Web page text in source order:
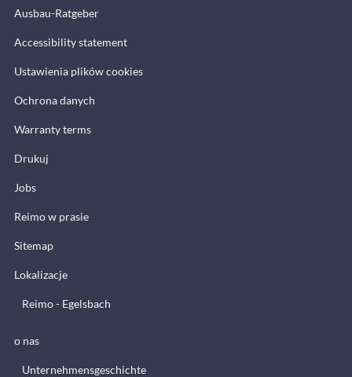
Ausbau-Ratgeber
Accessibility statement
Ustawienia plików cookies
Ochrona danych
Warranty terms
Drukuj
Jobs
Reimo w prasie
Sitemap
Lokalizacje
Reimo - Egelsbach
o nas
Unternehmensgeschichte